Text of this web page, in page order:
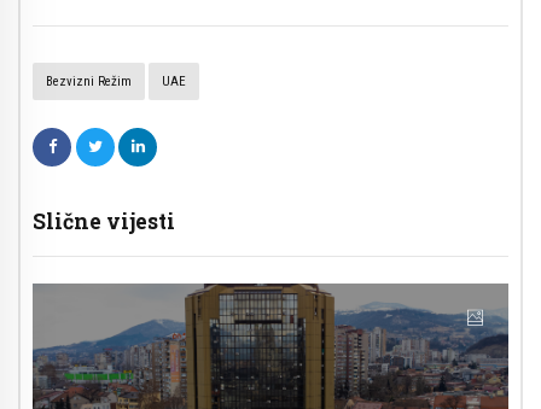
Bezvizni Režim UAE
Slične vijesti